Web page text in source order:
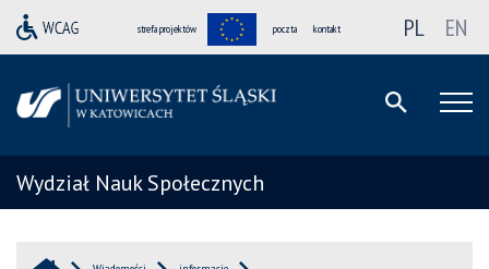
strefa projektów poczta kontakt PL EN
Wydział Nauk Społecznych